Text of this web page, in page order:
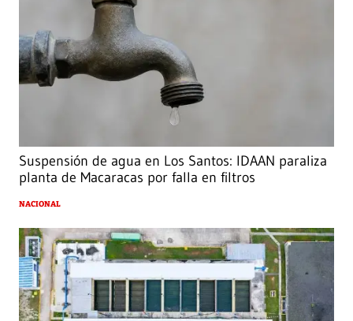
Suspensión de agua en Los Santos: IDAAN paraliza
planta de Macaracas por falla en filtros
NACIONAL